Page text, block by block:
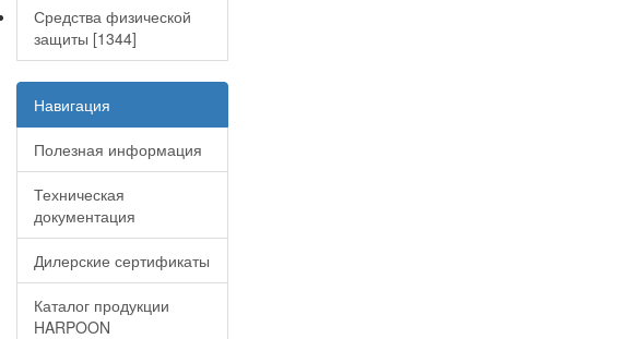
Средства физической
защиты [1344]
Навигация
Полезная информация
Техническая
документация
Дилерские сертификаты
Каталог продукции
HARPOON